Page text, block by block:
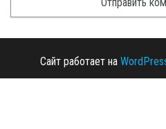
Сайт работает на